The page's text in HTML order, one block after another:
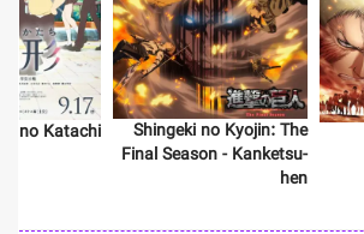
Shingeki no Kyojin: The
Final Season - Kanketsu-
hen
no Katachi